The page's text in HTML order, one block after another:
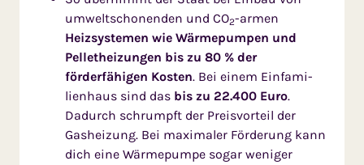
umwelt­schonenden und CO2-armen
Heizsystemen wie Wärmepumpen und
Pelletheizungen bis zu 80 % der
förderfähigen Kosten. Bei einem Ein­fami­
lienhaus sind das bis zu 22.400 Euro.
Dadurch schrumpft der Preisvorteil der
Gasheizung. Bei maxi­maler Förderung kann
dich eine Wärmepumpe sogar weniger